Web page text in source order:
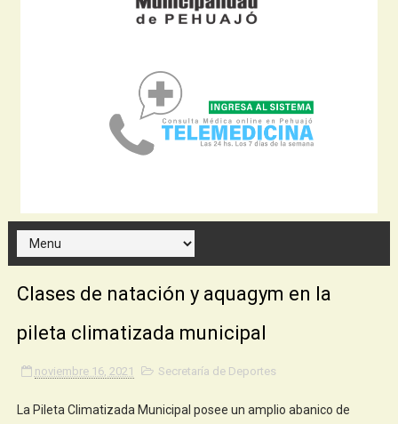
Clases de natación y aquagym en la
pileta climatizada municipal
noviembre 16, 2021 Secretaría de Deportes
La Pileta Climatizada Municipal posee un amplio abanico de